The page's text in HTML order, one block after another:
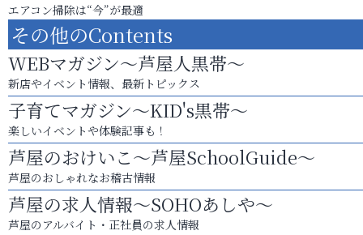
エアコン掃除は“今”が最適
その他のContents
WEBマガジン～芦屋人黒帯～
新店やイベント情報、最新トピックス
子育てマガジン～KID's黒帯～
楽しいイベントや体験記事も！
芦屋のおけいこ～芦屋SchoolGuide～
芦屋のおしゃれなお稽古情報
芦屋の求人情報～SOHOあしや～
芦屋のアルバイト・正社員の求人情報